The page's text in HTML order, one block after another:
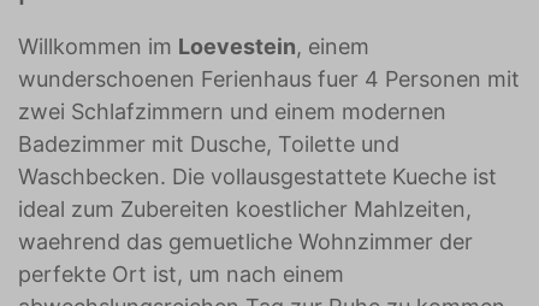
Willkommen im Loevestein, einem
wunderschoenen Ferienhaus fuer 4 Personen mit
zwei Schlafzimmern und einem modernen
Badezimmer mit Dusche, Toilette und
Waschbecken. Die vollausgestattete Kueche ist
ideal zum Zubereiten koestlicher Mahlzeiten,
waehrend das gemuetliche Wohnzimmer der
perfekte Ort ist, um nach einem